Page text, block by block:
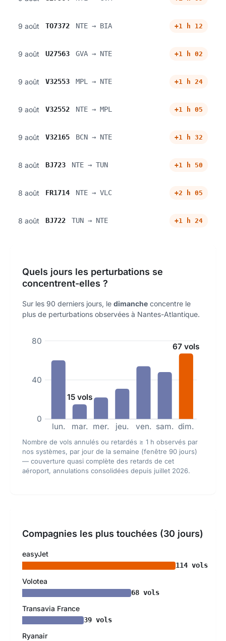
9 août TO7372 NTE → BIA +1 h 12
9 août U27563 GVA → NTE +1 h 02
9 août V32553 MPL → NTE +1 h 24
9 août V32552 NTE → MPL +1 h 05
9 août V32165 BCN → NTE +1 h 32
8 août BJ723 NTE → TUN +1 h 50
8 août FR1714 NTE → VLC +2 h 05
8 août BJ722 TUN → NTE +1 h 24
Quels jours les perturbations se
concentrent-elles ?
Sur les 90 derniers jours, le dimanche concentre le
plus de perturbations observées à Nantes-Atlantique.
0
40
80
lun.
15 vols
mar. mer. jeu. ven. sam.
67 vols
dim.
Nombre de vols annulés ou retardés ≥ 1 h observés par
nos systèmes, par jour de la semaine (fenêtre 90 jours)
— couverture quasi complète des retards de cet
aéroport, annulations consolidées depuis juillet 2026.
Compagnies les plus touchées (30 jours)
easyJet
114 vols
Volotea
68 vols
Transavia France
39 vols
Ryanair